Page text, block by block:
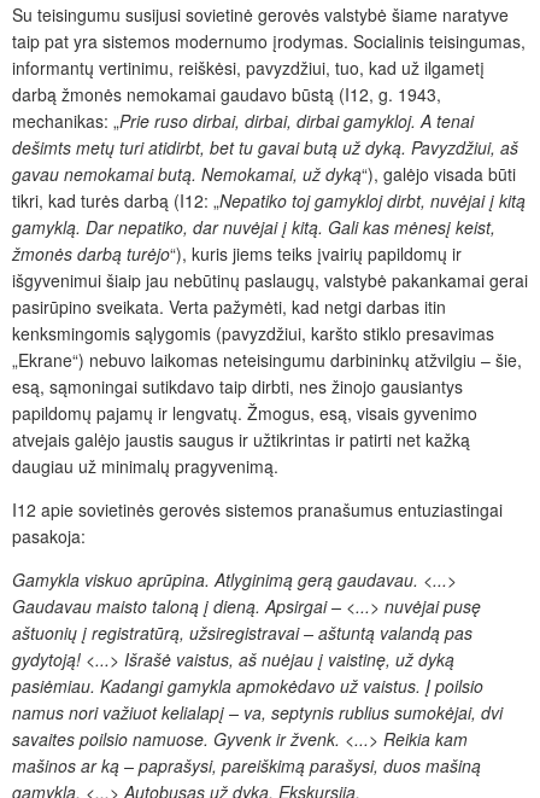
Su teisingumu susijusi sovietinė gerovės valstybė šiame naratyve
taip pat yra sistemos modernumo įrodymas. Socialinis teisingumas,
informantų vertinimu, reiškėsi, pavyzdžiui, tuo, kad už ilgametį
darbą žmonės nemokamai gaudavo būstą (I12, g. 1943,
mechanikas: „Prie ruso dirbai, dirbai, dirbai gamykloj. A tenai
dešimts metų turi atidirbt, bet tu gavai butą už dyką. Pavyzdžiui, aš
gavau nemokamai butą. Nemokamai, už dyką“), galėjo visada būti
tikri, kad turės darbą (I12: „Nepatiko toj gamykloj dirbt, nuvėjai į kitą
gamyklą. Dar nepatiko, dar nuvėjai į kitą. Gali kas mėnesį keist,
žmonės darbą turėjo“), kuris jiems teiks įvairių papildomų ir
išgyvenimui šiaip jau nebūtinų paslaugų, valstybė pakankamai gerai
pasirūpino sveikata. Verta pažymėti, kad netgi darbas itin
kenksmingomis sąlygomis (pavyzdžiui, karšto stiklo presavimas
„Ekrane“) nebuvo laikomas neteisingumu darbininkų atžvilgiu – šie,
esą, sąmoningai sutikdavo taip dirbti, nes žinojo gausiantys
papildomų pajamų ir lengvatų. Žmogus, esą, visais gyvenimo
atvejais galėjo jaustis saugus ir užtikrintas ir patirti net kažką
daugiau už minimalų pragyvenimą.
I12 apie sovietinės gerovės sistemos pranašumus entuziastingai
pasakoja:
Gamykla viskuo aprūpina. Atlyginimą gerą gaudavau. <...>
Gaudavau maisto taloną į dieną. Apsirgai – <...> nuvėjai pusę
aštuonių į regist­ratūrą, užsiregistravai – aštuntą valandą pas
gydytoją! <...> Išrašė vaistus, aš nuėjau į vaistinę, už dyką
pasiėmiau. Kadangi gamykla apmokėdavo už vaistus. Į poilsio
namus nori važiuot kelialapį – va, septynis rublius sumokėjai, dvi
savaites poilsio namuose. Gyvenk ir žvenk. <...> Reikia kam
mašinos ar ką – paprašysi, pareiškimą parašysi, duos mašiną
gamykla. <...> Autobusas už dyką. Ekskursija.